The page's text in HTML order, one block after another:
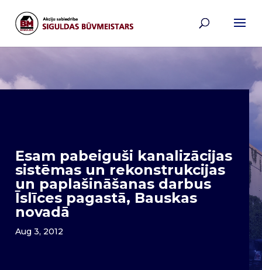
Esam pabeiguši kanalizācijas
sistēmas un rekonstrukcijas
un paplašināšanas darbus
Īslīces pagastā, Bauskas
novadā
Aug 3, 2012